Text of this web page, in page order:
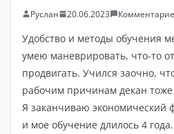
Руслан 20.06.2023
Удобство и методы обучения
умею маневрировать, что-то
продвигать. Учился заочно,
рабочим причинам декан
Я заканчиваю экономический
и мое обучение длилось 4